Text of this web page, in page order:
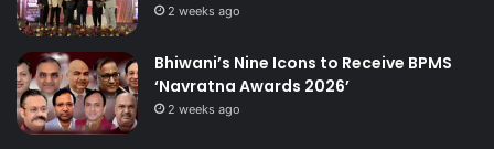
2 weeks ago
Bhiwani’s Nine Icons to Receive BPMS
‘Navratna Awards 2026’
2 weeks ago